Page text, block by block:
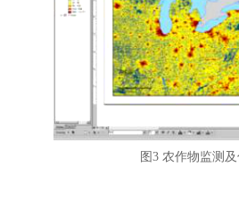
图3 农作物监测